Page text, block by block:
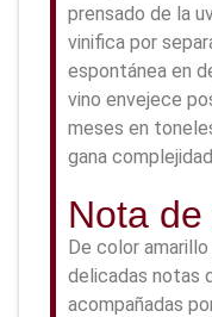
prensado de la
vinifica por
espontánea en
vino envejece
meses en
gana
Nota
De color
delicadas notas
acompañadas